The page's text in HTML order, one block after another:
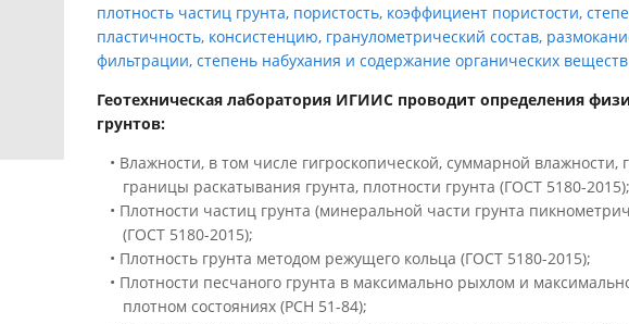
плотность частиц грунта, пористость, коэффициент пористости,
пластичность, консистенцию, гранулометрический состав,
фильтрации, степень набухания и содержание органических
Геотехническая лаборатория ИГИИС проводит определения
грунтов:
• Влажности, в том числе гигроскопической, суммарной влажности,
границы раскатывания грунта, плотности грунта (ГОСТ 5180-2015);
• Плотности частиц грунта (минеральной части грунта
(ГОСТ 5180-2015);
• Плотность грунта методом режущего кольца (ГОСТ 5180-2015);
• Плотности песчаного грунта в максимально рыхлом и
плотном состояниях (РСН 51-84);